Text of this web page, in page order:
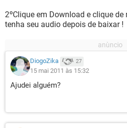
2ºClique em Download e clique
tenha seu audio depois de baixar !
DiogoZika 27
15 mai 2011 às 15:32
Ajudei alguém?